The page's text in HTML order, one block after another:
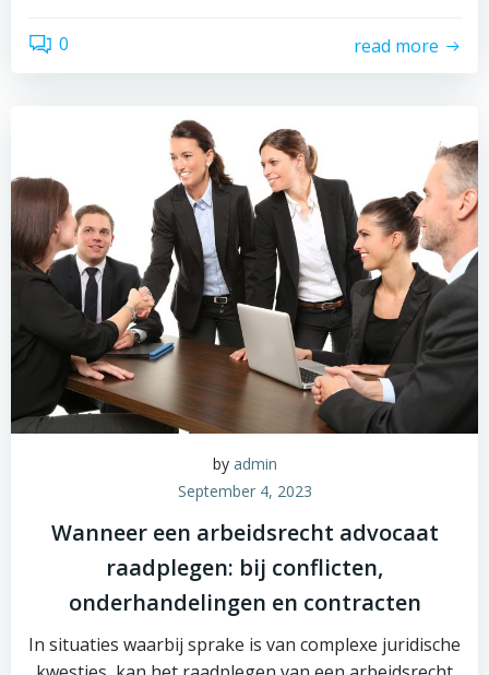
0 read more
by admin
September 4, 2023
Wanneer een arbeidsrecht advocaat
raadplegen: bij conflicten,
onderhandelingen en contracten
In situaties waarbij sprake is van complexe juridische